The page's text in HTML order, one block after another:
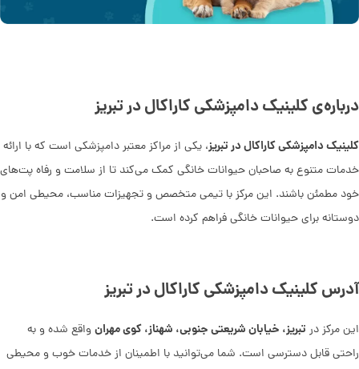
درباره‌ی کلینیک دامپزشکی کاراکال در تبریز
کلینیک دامپزشکی کاراکال در تبریز، یکی از مراکز معتبر دامپزشکی است که با ارائه
خدمات متنوع به صاحبان حیوانات خانگی کمک می‌کند تا از سلامت و رفاه پت‌های
خود مطمئن باشند. این مرکز با تیمی متخصص و تجهیزات مناسب، محیطی امن و
دوستانه برای حیوانات خانگی فراهم کرده است.
آدرس کلینیک دامپزشکی کاراکال در تبریز
این مرکز در تبریز، خیابان شریعتی جنوبی، شهناز، کوی مهرانواقع شده و به
راحتی قابل دسترسی است. شما می‌توانید با اطمینان از خدمات خوب و محیطی